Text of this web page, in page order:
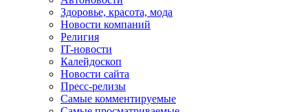
Здоровье, красота, мода
Новости компаний
Религия
IT-новости
Калейдоскоп
Новости сайта
Пресс-релизы
Самые комментируемые